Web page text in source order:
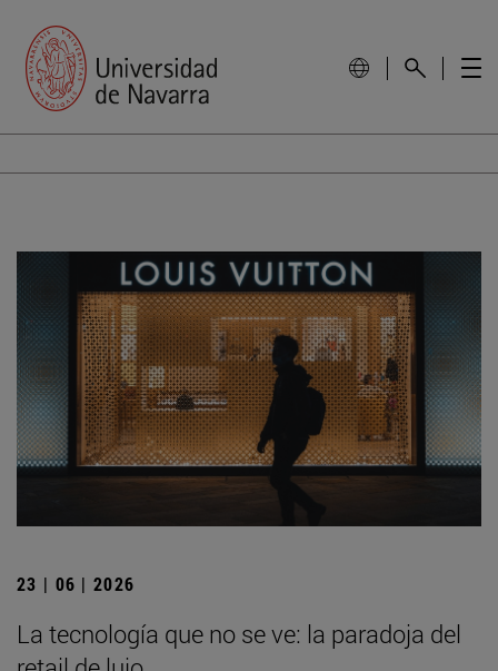
23 | 06 | 2026
La tecnología que no se ve: la paradoja del